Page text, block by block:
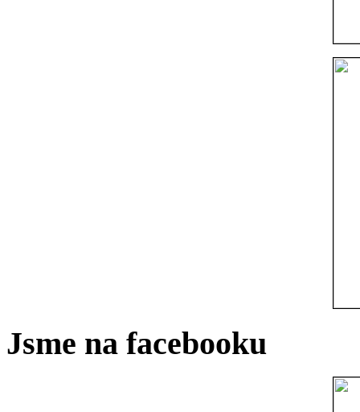
Jsme na facebooku